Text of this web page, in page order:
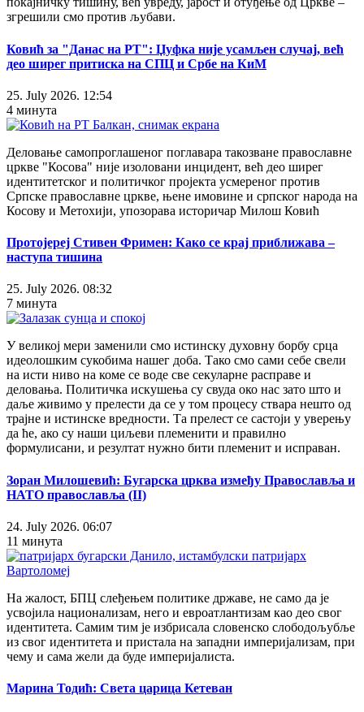
згрешили смо против љубави.
Ковић за "Данас на РТ": Џуфка није усамљен случај, већ
део ширег притиска на СПЦ и Србе на КиМ
25. July 2026. 12:54
4 минута
Деловање самопроглашеног поглавара такозване православне
цркве "Косова" није изоловани инцидент, већ део ширег
идентитетског и политичког пројекта усмереног против
Српске православне цркве, њене имовине и српског народа на
Косову и Метохији, упозорава историчар Милош Ковић
Протојереј Стивен Фримен: Како се крај приближава –
наступа тишина
25. July 2026. 08:32
7 минута
У великој мери заменили смо истинску духовну борбу срца
идеолошким сукобима нашег доба. Тако смо сами себе свели
на исти ниво на коме се воде све секуларне расправе и
деловања. Политичка искушења су свуда око нас зато што и
даље живимо у прелести да се у том процесу ствара нешто од
трајне и истинске вредности. Та прелест се састоји у уверењу
да ће, ако су наши циљеви племенити и правилно
формулисани, и резултат нужно бити племенит и исправан.
Зоран Милошевић: Бугарска црква између Православља и
НАТО православља (II)
24. July 2026. 06:07
11 минута
На жалост, БПЦ слеђењем политике државе, не само да је
усвојила национализам, него и евроатлантизам као део свог
идентитета. Самим тим је избрисала словенско слободољубље
из свог идентитета и пристала на западни империјализам, при
чему и сама жели да буде империјалиста.
Марина Тодић: Света царица Кетеван